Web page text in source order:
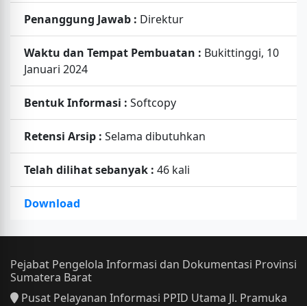
Penanggung Jawab : Direktur
Waktu dan Tempat Pembuatan : Bukittinggi, 10
Januari 2024
Bentuk Informasi : Softcopy
Retensi Arsip : Selama dibutuhkan
Telah dilihat sebanyak : 46 kali
Download
Pejabat Pengelola Informasi dan Dokumentasi Provinsi
Sumatera Barat
Pusat Pelayanan Informasi PPID Utama Jl. Pramuka